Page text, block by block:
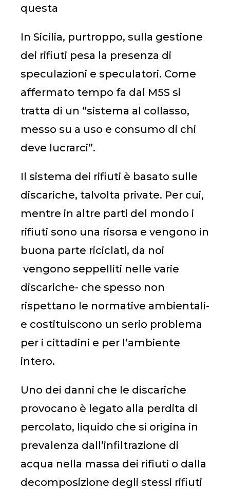
questa
In Sicilia, purtroppo, sulla gestione
dei rifiuti pesa la presenza di
speculazioni e speculatori. Come
affermato tempo fa dal M5S si
tratta di un “sistema al collasso,
messo su a uso e consumo di chi
deve lucrarci”.
Il sistema dei rifiuti è basato sulle
discariche, talvolta private. Per cui,
mentre in altre parti del mondo i
rifiuti sono una risorsa e vengono in
buona parte riciclati, da noi
vengono seppelliti nelle varie
discariche- che spesso non
rispettano le normative ambientali-
e costituiscono un serio problema
per i cittadini e per l’ambiente
intero.
Uno dei danni che le discariche
provocano è legato alla perdita di
percolato, liquido che si origina in
prevalenza dall’infiltrazione di
acqua nella massa dei rifiuti o dalla
decomposizione degli stessi rifiuti